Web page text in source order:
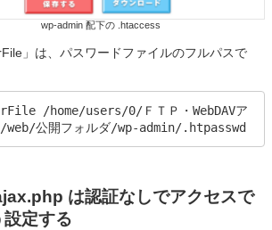
wp-admin 配下の .htaccess
」は、パスワードファイルのフルパスで
/home/users/0/ＦＴＰ・WebDAVア
/web/公開フォルダ/wp-admin/.htpasswd
は認証なしでアクセスで
設定する